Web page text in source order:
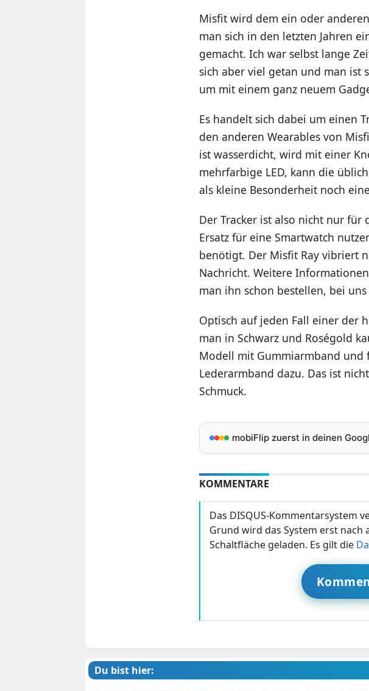
Misfit wird dem ein oder
man sich in den letzten Jahren
gemacht. Ich war selbst lange
sich aber viel getan und man ist
um mit einem ganz neuem
Es handelt sich dabei um einen
den anderen Wearables von
ist wasserdicht, wird mit einer
mehrfarbige LED, kann die
als kleine Besonderheit noch
Der Tracker ist also nicht nur für
Ersatz für eine Smartwatch
benötigt. Der Misfit Ray vibriert
Nachricht. Weitere
man ihn schon bestellen, bei
Optisch auf jeden Fall einer der
man in Schwarz und Roségold
Modell mit Gummiarmband
Lederarmband dazu. Das ist
Schmuck.
mobiFlip zuerst in deinen
KOMMENTARE
Das DISQUS-Kommentarsystem
Grund wird das System erst
Schaltfläche geladen. Es gilt die
Du bist hier: